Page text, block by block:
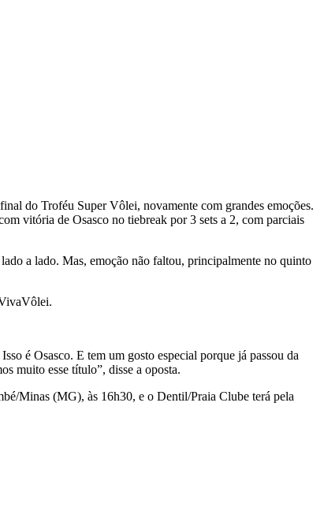
do Troféu Super Vôlei, novamente com grandes emoções.
vitória de Osasco no tiebreak por 3 sets a 2, com parciais
a lado. Mas, emoção não faltou, principalmente no quinto
é Osasco. E tem um gosto especial porque já passou da
muito esse título”, disse a oposta.
Minas (MG), às 16h30, e o Dentil/Praia Clube terá pela